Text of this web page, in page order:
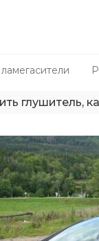
глушитель,